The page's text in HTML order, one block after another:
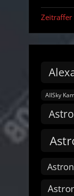
Zeitraffer
AllSky